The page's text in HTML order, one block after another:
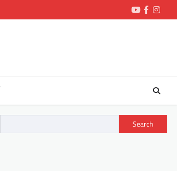
Youtube
Search